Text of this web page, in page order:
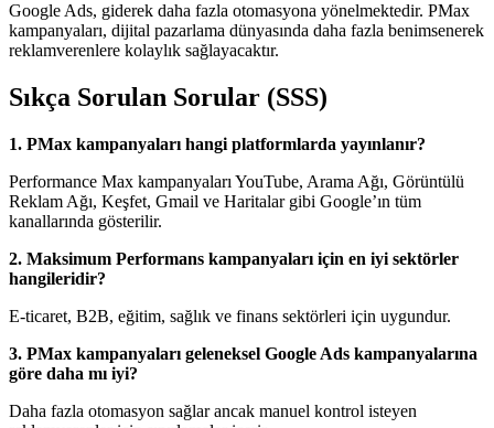
Google Ads, giderek daha fazla otomasyona yönelmektedir. PMax
kampanyaları, dijital pazarlama dünyasında daha fazla benimsenerek
reklamverenlere kolaylık sağlayacaktır.
Sıkça Sorulan Sorular (SSS)
1. PMax kampanyaları hangi platformlarda yayınlanır?
Performance Max kampanyaları YouTube, Arama Ağı, Görüntülü
Reklam Ağı, Keşfet, Gmail ve Haritalar gibi Google’ın tüm
kanallarında gösterilir.
2. Maksimum Performans kampanyaları için en iyi sektörler
hangileridir?
E-ticaret, B2B, eğitim, sağlık ve finans sektörleri için uygundur.
3. PMax kampanyaları geleneksel Google Ads kampanyalarına
göre daha mı iyi?
Daha fazla otomasyon sağlar ancak manuel kontrol isteyen